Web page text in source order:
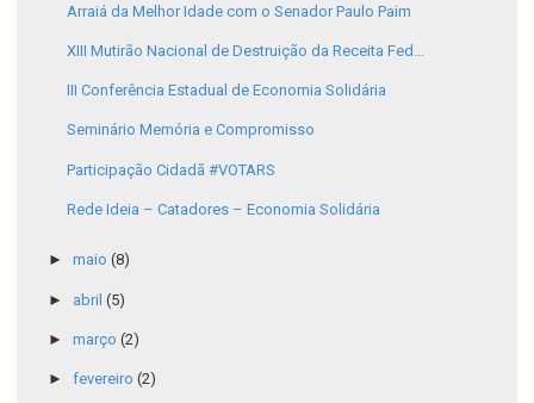
Arraiá da Melhor Idade com o Senador Paulo Paim
XIII Mutirão Nacional de Destruição da Receita Fed...
III Conferência Estadual de Economia Solidária
Seminário Memória e Compromisso
Participação Cidadã #VOTARS
Rede Ideia – Catadores – Economia Solidária
► maio (8)
► abril (5)
► março (2)
► fevereiro (2)